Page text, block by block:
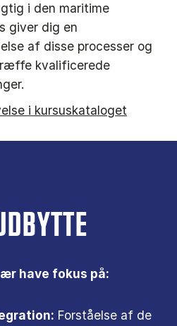
i den maritime
giver dig en
af disse processer og
kvalificerede
i kursuskataloget
have fokus på:
Forståelse af de